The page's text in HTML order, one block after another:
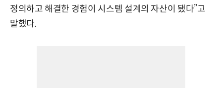
정의하고 해결한 경험이 시스템 설계의 자산이 됐다”고
말했다.